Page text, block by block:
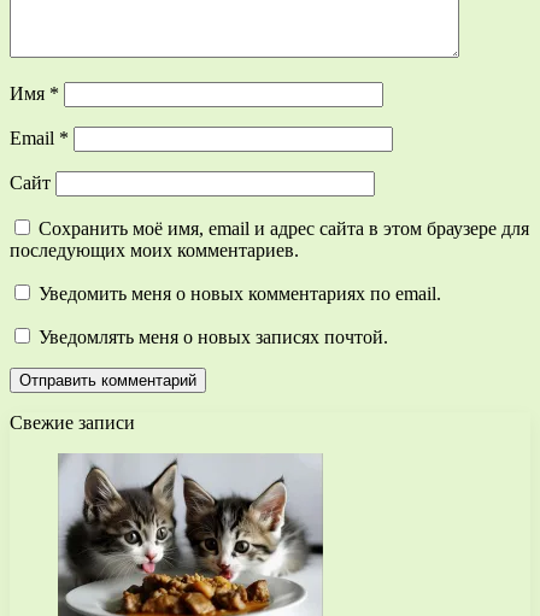
Имя *
Email *
Сайт
Сохранить моё имя, email и адрес сайта в этом браузере для
последующих моих комментариев.
Уведомить меня о новых комментариях по email.
Уведомлять меня о новых записях почтой.
Свежие записи